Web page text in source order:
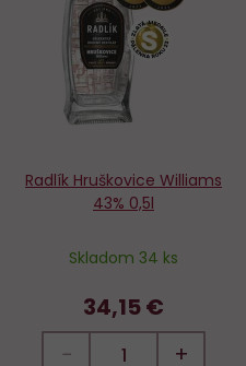
obľúbených
Radlík Hruškovice Williams
43% 0,5l
Skladom 34 ks
34,15 €
− +